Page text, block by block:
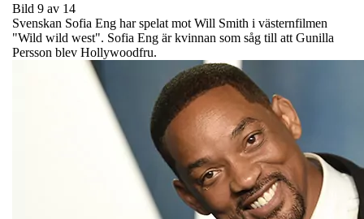
Bild 9 av 14
Svenskan Sofia Eng har spelat mot Will Smith i västernfilmen
"Wild wild west". Sofia Eng är kvinnan som såg till att Gunilla
Persson blev Hollywoodfru.